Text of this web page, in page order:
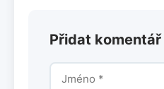
Přidat komentář